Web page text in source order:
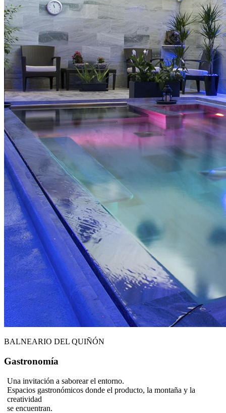
BALNEARIO DEL QUIÑÓN
Gastronomía
Una invitación a saborear el entorno.
Espacios gastronómicos donde el producto, la montaña y la
creatividad
se encuentran.